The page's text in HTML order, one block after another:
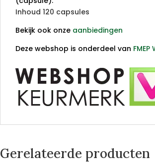
Inhoud 120 capsules
Bekijk ook onze aanbiedingen
Deze webshop is onderdeel van
Gerelateerde producten